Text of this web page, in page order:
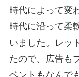
時代によって変
時代に沿って柔
いました。レッ
たので、広告も
ベントもなんで